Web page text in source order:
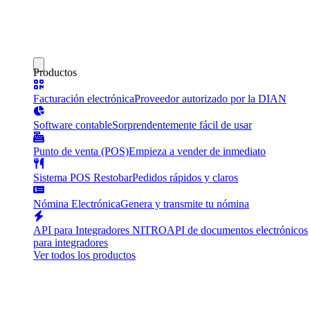
Productos
Facturación electrónicaProveedor autorizado por la DIAN
Software contableSorprendentemente fácil de usar
Punto de venta (POS)Empieza a vender de inmediato
Sistema POS RestobarPedidos rápidos y claros
Nómina ElectrónicaGenera y transmite tu nómina
API para Integradores NITROAPI de documentos electrónicos
para integradores
Ver todos los productos